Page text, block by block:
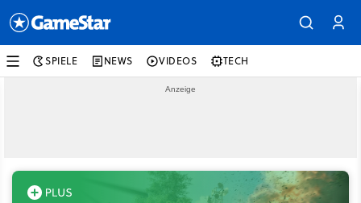
SPIELE NEWS VIDEOS TECH